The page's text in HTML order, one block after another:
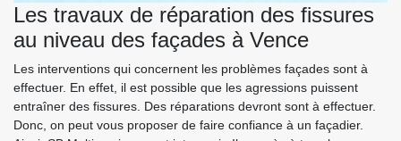
Les travaux de réparation des fissures
au niveau des façades à Vence
Les interventions qui concernent les problèmes façades sont à
effectuer. En effet, il est possible que les agressions puissent
entraîner des fissures. Des réparations devront sont à effectuer.
Donc, on peut vous proposer de faire confiance à un façadier.